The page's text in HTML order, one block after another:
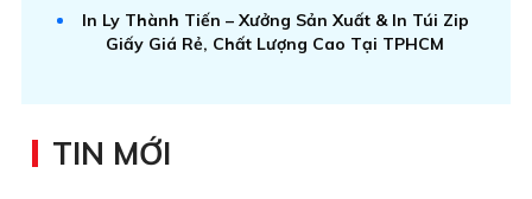
In Ly Thành Tiến – Xưởng Sản Xuất & In Túi Zip
Giấy Giá Rẻ, Chất Lượng Cao Tại TPHCM
TIN MỚI